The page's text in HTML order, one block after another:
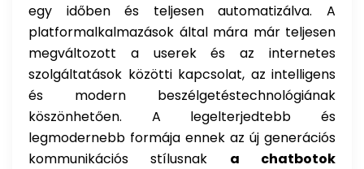
egy időben és teljesen automatizálva. A
platformalkalmazások által mára már teljesen
megváltozott a userek és az internetes
szolgáltatások közötti kapcsolat, az intelligens
és modern beszélgetéstechnológiának
köszönhetően. A legelterjedtebb és
legmodernebb formája ennek az új generációs
kommunikációs stílusnak a chatbotok